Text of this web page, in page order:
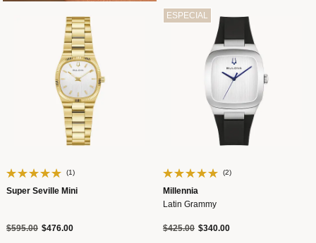
(1)
Super Seville Mini
Precio reducido de
$595.00a$476.00
ESPECIAL
(2)
Millennia
Latin Grammy
Precio reducido de
$425.00a$340.00